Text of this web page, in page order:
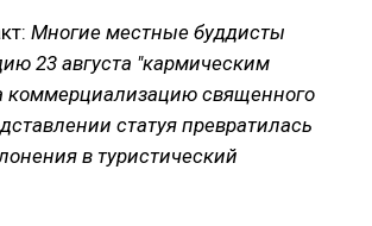
Многие местные буддисты
23 августа "кармическим
коммерциализацию священного
статуя превратилась
в туристический